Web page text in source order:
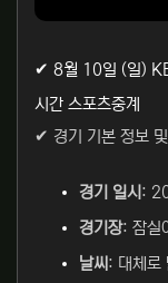
✔ 8월 10일 (일)
시간 스포츠중계
✔ 경기 기본 정보
경기 일시 :
경기장: 잠실
날씨: 대체로